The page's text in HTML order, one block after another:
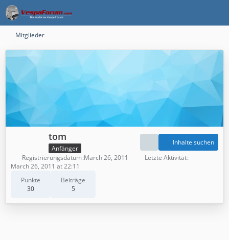
Mitglieder
tom
Anfänger
Punkte
30
Beiträge
5
Inhalte suchen
Registrierungsdatum March 26, 2011
Letzte Aktivität
March 26, 2011 at 22:11